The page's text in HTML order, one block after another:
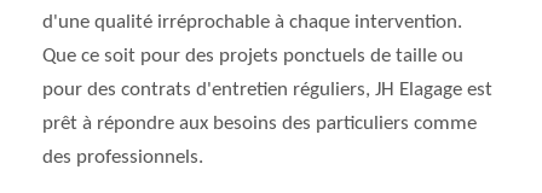
d'une qualité irréprochable à chaque intervention.
Que ce soit pour des projets ponctuels de taille ou
pour des contrats d'entretien réguliers, JH Elagage est
prêt à répondre aux besoins des particuliers comme
des professionnels.